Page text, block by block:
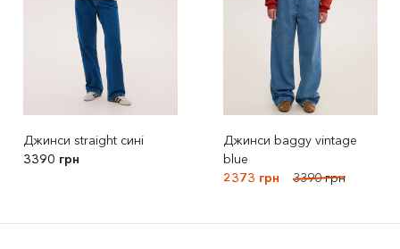
Джинси straight сині
3390 грн
Джинси baggy vintage
blue
2373 грн
3390 грн